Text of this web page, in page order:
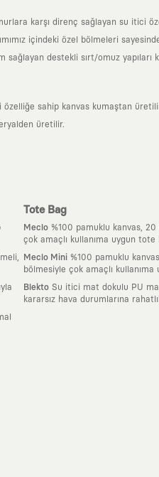
karşı direnç sağlayan su itici
içindeki özel bölmeleri
destekli sırt/omuz yapıları
özelliğe sahip kanvas kumaştan
üretilir.
Tote Bag
Meclo %100 pamuklu kanvas,
çok amaçlı kullanıma uygun tote
Meclo Mini %100 pamuklu
bölmesiyle çok amaçlı kullanıma
Blekto Su itici mat dokulu PU
kararsız hava durumlarına